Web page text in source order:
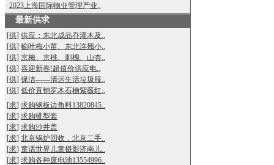
·2023上海国际物业管理产业..
最新供求
[供] 供应：东北成品乔灌木及..
[供] 榆叶梅小苗、东北连翘小..
[供] 京梅、京桃、刺槐、山杏..
[供] 喜迎新春!超值价供应电..
[供] 保洁——清运生活垃圾服..
[供] 低价直销罗木石楠紫薇红..
[求] 求购钢板边角料13820845..
[求] 求购锥型套
[求] 求购沙井盖
[求] 北京锅炉回收，北京二手..
[求] 童话世界儿童摄影济南儿..
[求] 求购各种废电池13554996..